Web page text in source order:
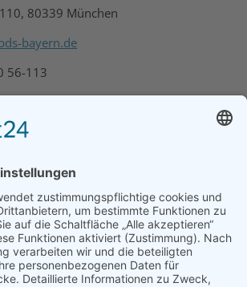
80339 München
bayern.de
56-113
21. Dezember 2018